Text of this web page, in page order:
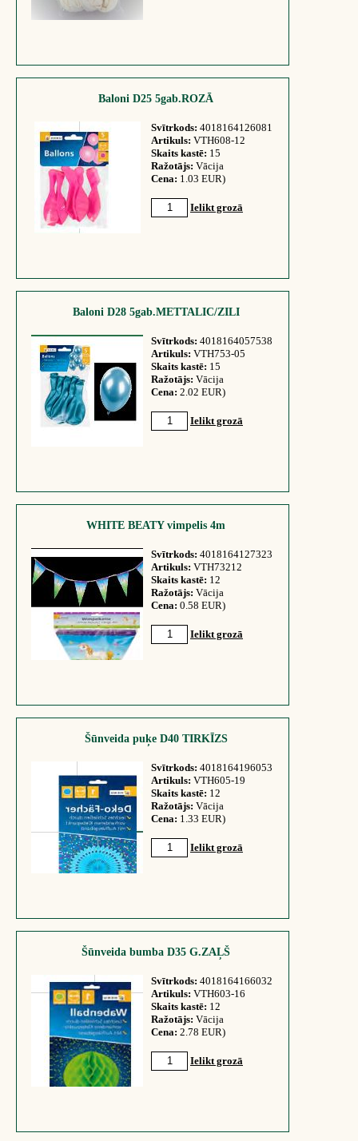
Baloni D25 5gab.ROZĀ
Svītrkods: 4018164126081
Artikuls: VTH608-12
Skaits kastē: 15
Ražotājs: Vācija
Cena: 1.03 EUR)
Ielikt grozā
Baloni D28 5gab.METTALIC/ZILI
Svītrkods: 4018164057538
Artikuls: VTH753-05
Skaits kastē: 15
Ražotājs: Vācija
Cena: 2.02 EUR)
Ielikt grozā
WHITE BEATY vimpelis 4m
Svītrkods: 4018164127323
Artikuls: VTH73212
Skaits kastē: 12
Ražotājs: Vācija
Cena: 0.58 EUR)
Ielikt grozā
Šūnveida puķe D40 TIRKĪZS
Svītrkods: 4018164196053
Artikuls: VTH605-19
Skaits kastē: 12
Ražotājs: Vācija
Cena: 1.33 EUR)
Ielikt grozā
Šūnveida bumba D35 G.ZAĻŠ
Svītrkods: 4018164166032
Artikuls: VTH603-16
Skaits kastē: 12
Ražotājs: Vācija
Cena: 2.78 EUR)
Ielikt grozā